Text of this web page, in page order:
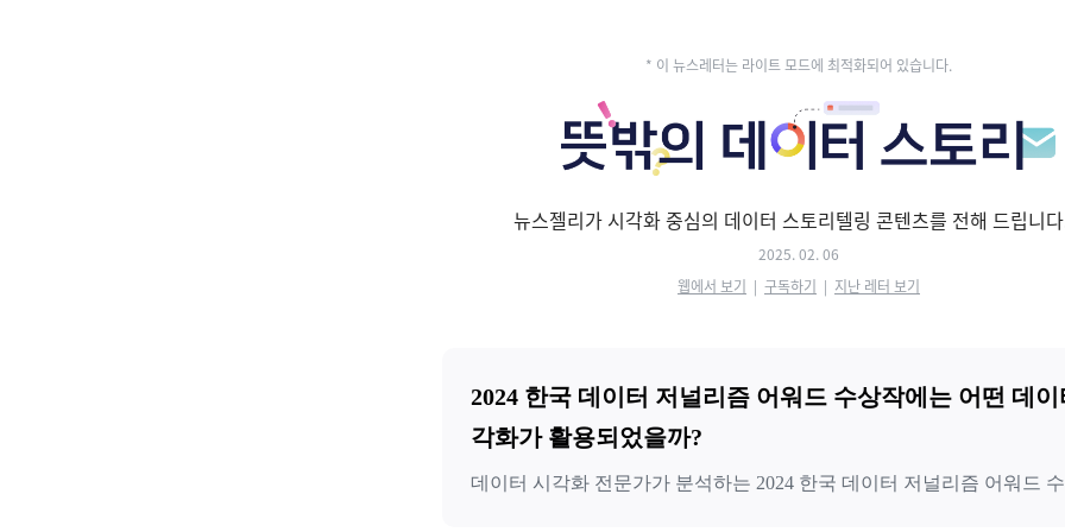
* 이 뉴스레터는 라이트 모드에 최적화되어 있습니다.
뉴스젤리가 시각화 중심의 데이터 스토리텔링 콘텐츠를 전해 드립니
2025. 02. 06
웹에서 보기 | 구독하기 | 지난 레터 보기
2024 한국 데이터 저널리즘 어워드 수상작에는 어떤 데이
각화가 활용되었을까?
데이터 시각화 전문가가 분석하는 2024 한국 데이터 저널리즘 어워드